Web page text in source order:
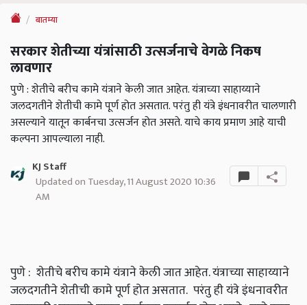
बातम्या
सरकार शेतीच्या यंत्रांसाठी उत्सर्जनाचे वेगळे निकष
लावणार
पुणे : शेतीचे बरीच कामे यंत्राने केली जात आहेत. यंत्राच्या साहाय्याने
जलदगतीने शेतीची कामे पूर्ण होत असतात. परंतु ही यंत्रे इंधनावरीत चालणारी
असल्याने यातून कार्बनचा उत्सर्जन होत असते. याचे काय प्रमाण आहे याची
कल्पना आपल्याला नाही.
KJ Staff
Updated on Tuesday, 11 August 2020 10:36
AM
पुणे: शेतीचे बरीच कामे यंत्राने केली जात आहेत. यंत्राच्या साहाय्याने
जलदगतीने शेतीची कामे पूर्ण होत असतात. परंतु ही यंत्रे इंधनावरीत